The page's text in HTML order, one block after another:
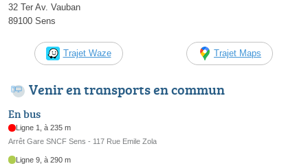
32 Ter Av. Vauban
89100 Sens
Trajet Waze Trajet Maps
Venir en transports en commun
En bus
Ligne 1, à 235 m
Arrêt Gare SNCF Sens - 117 Rue Emile Zola
Ligne 9, à 290 m